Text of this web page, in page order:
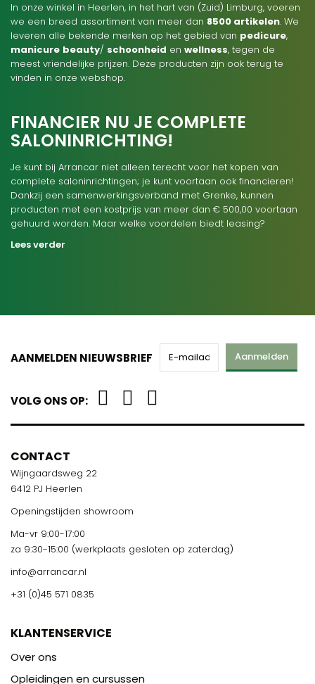
In onze winkel in Heerlen, in het hart van (Zuid) Limburg, voeren
we een breed assortiment van meer dan 8500 artikelen. We
leveren alle bekende merken op het gebied van pedicure,
manicure beauty/ schoonheid en wellness, tegen de
meest vriendelijke prijzen. Deze producten zijn ook terug te
vinden in onze webshop.
FINANCIER NU JE COMPLETE
SALONINRICHTING!
Je kunt bij Arrancar niet alleen terecht voor het kopen van
complete saloninrichtingen; je kunt voortaan ook financieren!
Dankzij een samenwerkingsverband met Grenke, kunnen
producten met een kostprijs van meer dan € 500,00 voortaan
gehuurd worden. Maar welke voordelen biedt leasing?
Lees verder
AANMELDEN NIEUWSBRIEF Aanmelden
VOLG ONS OP:
CONTACT
Wijngaardsweg 22
6412 PJ Heerlen
Openingstijden showroom
Ma-vr 9:00-17:00
za 9:30-15:00 (werkplaats gesloten op zaterdag)
info@arrancar.nl
+31 (0)45 571 0835
KLANTENSERVICE
Over ons
Opleidingen en cursussen